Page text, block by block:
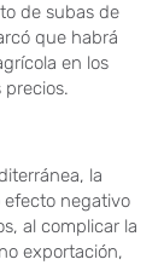
de subas de
que habrá
en los
precios.
la
efecto negativo
al complicar la
exportación,